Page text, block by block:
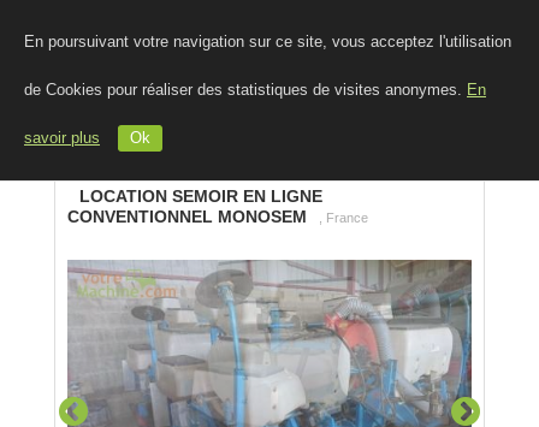
En poursuivant votre navigation sur ce site, vous acceptez l'utilisation
de Cookies pour réaliser des statistiques de visites anonymes. En
savoir plus Ok
LOCATION SEMOIR EN LIGNE
CONVENTIONNEL MONOSEM
, France